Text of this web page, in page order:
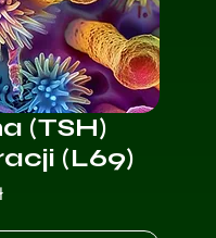
(TSH)
(L69)
Cena